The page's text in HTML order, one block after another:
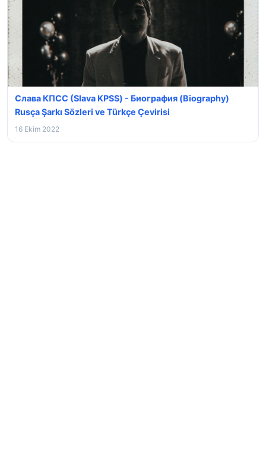
Слава КПСС (Slava KPSS) - Биография (Biography)
Rusça Şarkı Sözleri ve Türkçe Çevirisi
16 Ekim 2022